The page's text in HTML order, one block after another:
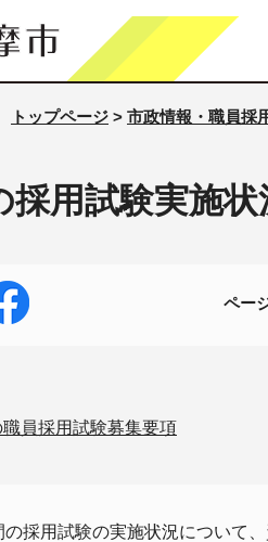
トップページ > 市政情報・職員採
採用試験実施状
ペー
員採用試験募集要項
採用試験の実施状況について、